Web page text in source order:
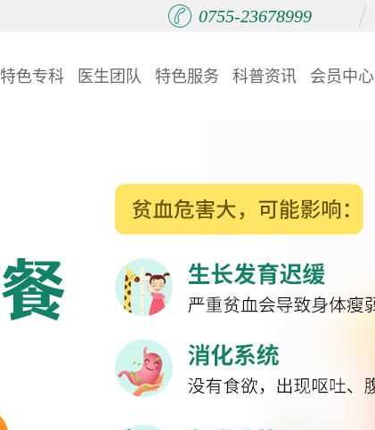
0755-23678999
特色专科 医生团队 特色服务 科普资讯 会员中心